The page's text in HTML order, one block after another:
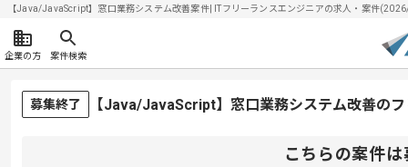
【Java/JavaScript】窓口業務システム改善案件| ITフリーランスエンジニアの求人・案件
企業の方 案件検索
募集終了 【Java/JavaScript】窓口業務システム改善の
こちらの案件